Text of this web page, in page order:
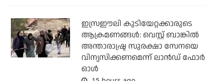
ഇസ്രഈലി കുടിയേറ്റക്കാരുടെ
ആക്രമണങ്ങള്‍: വെസ്റ്റ് ബാങ്കില്‍
അന്താരാഷ്ട്ര സുരക്ഷാ സേനയെ
വിന്യസിക്കണമെന്ന് ലാന്‍ഡ് ഫോര്‍
ഓള്‍